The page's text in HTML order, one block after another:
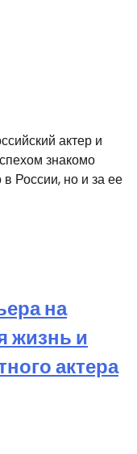
актер и
знакомо
России, но и за ее
на
жизнь и
актера